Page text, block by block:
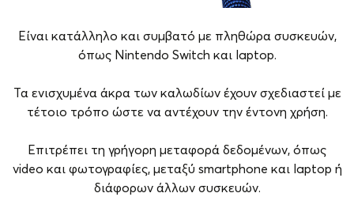
Είναι κατάλληλο και συμβατό με πληθώρα συσκευών,
όπως Nintendo Switch και laptop.
Τα ενισχυμένα άκρα των καλωδίων έχουν σχεδιαστεί με
τέτοιο τρόπο ώστε να αντέχουν την έντονη χρήση.
Επιτρέπει τη γρήγορη μεταφορά δεδομένων, όπως
video και φωτογραφίες, μεταξύ smartphone και laptop ή
διάφορων άλλων συσκευών.